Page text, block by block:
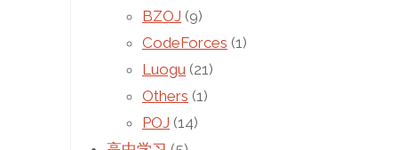
BZOJ (9)
CodeForces (1)
Luogu (21)
Others (1)
POJ (14)